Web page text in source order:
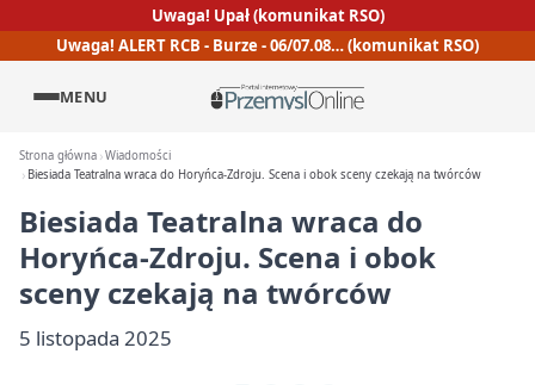
Uwaga! Upał (komunikat RSO)
Uwaga! ALERT RCB - Burze - 06/07.08… (komunikat RSO)
MENU
Strona główna Wiadomości
Biesiada Teatralna wraca do Horyńca-Zdroju. Scena i obok sceny czekają na twórców
Biesiada Teatralna wraca do
Horyńca-Zdroju. Scena i obok
sceny czekają na twórców
5 listopada 2025